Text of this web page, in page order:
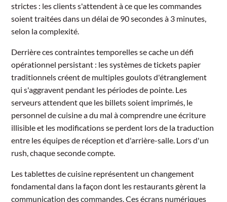
strictes : les clients s'attendent à ce que les commandes
soient traitées dans un délai de 90 secondes à 3 minutes,
selon la complexité.
Derrière ces contraintes temporelles se cache un défi
opérationnel persistant : les systèmes de tickets papier
traditionnels créent de multiples goulots d'étranglement
qui s'aggravent pendant les périodes de pointe. Les
serveurs attendent que les billets soient imprimés, le
personnel de cuisine a du mal à comprendre une écriture
illisible et les modifications se perdent lors de la traduction
entre les équipes de réception et d'arrière-salle. Lors d'un
rush, chaque seconde compte.
Les tablettes de cuisine représentent un changement
fondamental dans la façon dont les restaurants gèrent la
communication des commandes. Ces écrans numériques